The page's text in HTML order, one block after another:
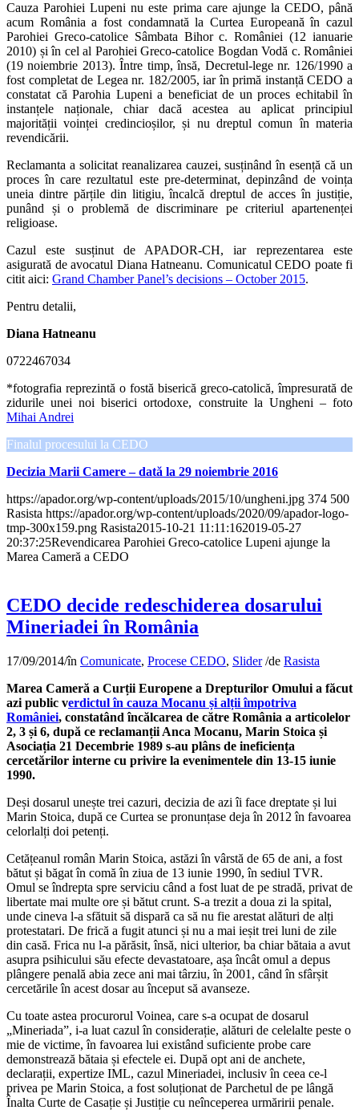
Cauza Parohiei Lupeni nu este prima care ajunge la CEDO, până
acum România a fost condamnată la Curtea Europeană în cazul
Parohiei Greco-catolice Sâmbata Bihor c. României (12 ianuarie
2010) și în cel al Parohiei Greco-catolice Bogdan Vodă c. României
(19 noiembrie 2013). Între timp, însă, Decretul-lege nr. 126/1990 a
fost completat de Legea nr. 182/2005, iar în primă instanță CEDO a
constatat că Parohia Lupeni a beneficiat de un proces echitabil în
instanțele naționale, chiar dacă acestea au aplicat principiul
majorității voinței credincioșilor, și nu dreptul comun în materia
revendicării.
Reclamanta a solicitat reanalizarea cauzei, susținând în esență că un
proces în care rezultatul este pre-determinat, depinzând de voința
uneia dintre părțile din litigiu, încalcă dreptul de acces în justiție,
punând și o problemă de discriminare pe criteriul apartenenței
religioase.
Cazul este susținut de APADOR-CH, iar reprezentarea este
asigurată de avocatul Diana Hatneanu. Comunicatul CEDO poate fi
citit aici: Grand Chamber Panel’s decisions – October 2015.
Pentru detalii,
Diana Hatneanu
0722467034
*fotografia reprezintă o fostă biserică greco-catolică, împresurată de
zidurile unei noi biserici ortodoxe, construite la Ungheni – foto
Mihai Andrei
Finalul procesului la CEDO
Decizia Marii Camere – dată la 29 noiembrie 2016
https://apador.org/wp-content/uploads/2015/10/ungheni.jpg 374 500
Rasista https://apador.org/wp-content/uploads/2020/09/apador-logo-
tmp-300x159.png Rasista2015-10-21 11:11:162019-05-27
20:37:25Revendicarea Parohiei Greco-catolice Lupeni ajunge la
Marea Cameră a CEDO
CEDO decide redeschiderea dosarului
Mineriadei în România
17/09/2014/în Comunicate, Procese CEDO, Slider /de Rasista
Marea Cameră a Curții Europene a Drepturilor Omului a făcut
azi public verdictul în cauza Mocanu și alții împotriva
României, constatând încălcarea de către România a articolelor
2, 3 și 6, după ce reclamanții Anca Mocanu, Marin Stoica și
Asociația 21 Decembrie 1989 s-au plâns de ineficiența
cercetărilor interne cu privire la evenimentele din 13-15 iunie
1990.
Deși dosarul unește trei cazuri, decizia de azi îi face dreptate și lui
Marin Stoica, după ce Curtea se pronunțase deja în 2012 în favoarea
celorlalți doi petenți.
Cetățeanul român Marin Stoica, astăzi în vârstă de 65 de ani, a fost
bătut și băgat în comă în ziua de 13 iunie 1990, în sediul TVR.
Omul se îndrepta spre serviciu când a fost luat de pe stradă, privat de
libertate mai multe ore și bătut crunt. S-a trezit a doua zi la spital,
unde cineva l-a sfătuit să dispară ca să nu fie arestat alături de alți
protestatari. De frică a fugit atunci și nu a mai ieșit trei luni de zile
din casă. Frica nu l-a părăsit, însă, nici ulterior, ba chiar bătaia a avut
asupra psihicului său efecte devastatoare, așa încât omul a depus
plângere penală abia zece ani mai târziu, în 2001, când în sfârșit
cercetările în acest dosar au început să avanseze.
Cu toate astea procurorul Voinea, care s-a ocupat de dosarul
„Mineriada”, i-a luat cazul în considerație, alături de celelalte peste o
mie de victime, în favoarea lui existând suficiente probe care
demonstrează bătaia și efectele ei. După opt ani de anchete,
declarații, expertize IML, cazul Mineriadei, inclusiv în ceea ce-l
privea pe Marin Stoica, a fost soluționat de Parchetul de pe lângă
Înalta Curte de Casație și Justiție cu neînceperea urmăririi penale.